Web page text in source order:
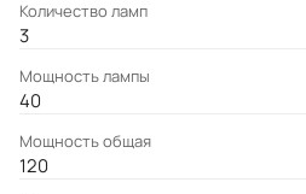
Количество ламп
3
Мощность лампы
40
Мощность общая
120